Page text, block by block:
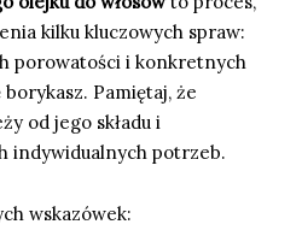
kilku kluczowych spraw:
porowatości i konkretnych
Pamiętaj, że
od jego składu i
indywidualnych potrzeb.
wskazówek: